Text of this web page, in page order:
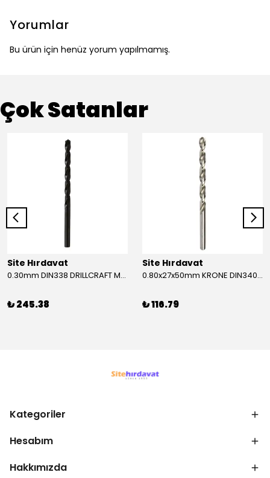
Yorumlar
Bu ürün için henüz yorum yapılmamış.
Çok Satanlar
Site Hırdavat
0.30mm DIN338 DRILLCRAFT MATKAP UCU HSS 10 Adet
₺ 245.38
Site Hırdavat
0.80x27x50mm KRONE DIN340 UZUN MATKAP UCU HSS 10 Adet
₺ 116.79
Kategoriler
Hesabım
Hakkımızda